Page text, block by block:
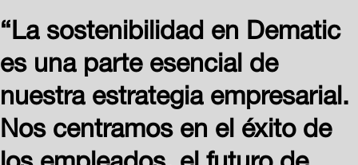
“La sostenibilidad en Dematic
es una parte esencial de
nuestra estrategia empresarial.
Nos centramos en el éxito de